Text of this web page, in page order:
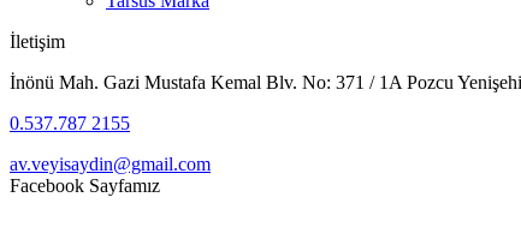
İletişim
İnönü Mah. Gazi Mustafa Kemal Blv. No: 371 / 1A Pozcu
0.537.787 2155
av.veyisaydin@gmail.com
Facebook Sayfamız